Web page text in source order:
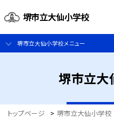
堺市立大仙小学校
堺市立大仙小学校メニュー
堺市立大
トップページ > 堺市立大仙小学校